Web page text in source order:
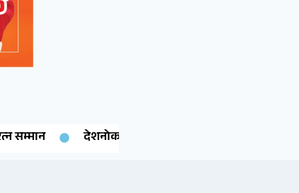
देशनोक की बेटी गरिमा चारण ने रचा इतिहास: कंप्यूटर